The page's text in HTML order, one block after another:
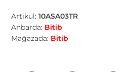
Artikul:10ASA03TR
Anbarda: Bitib
Mağazada: Bitib